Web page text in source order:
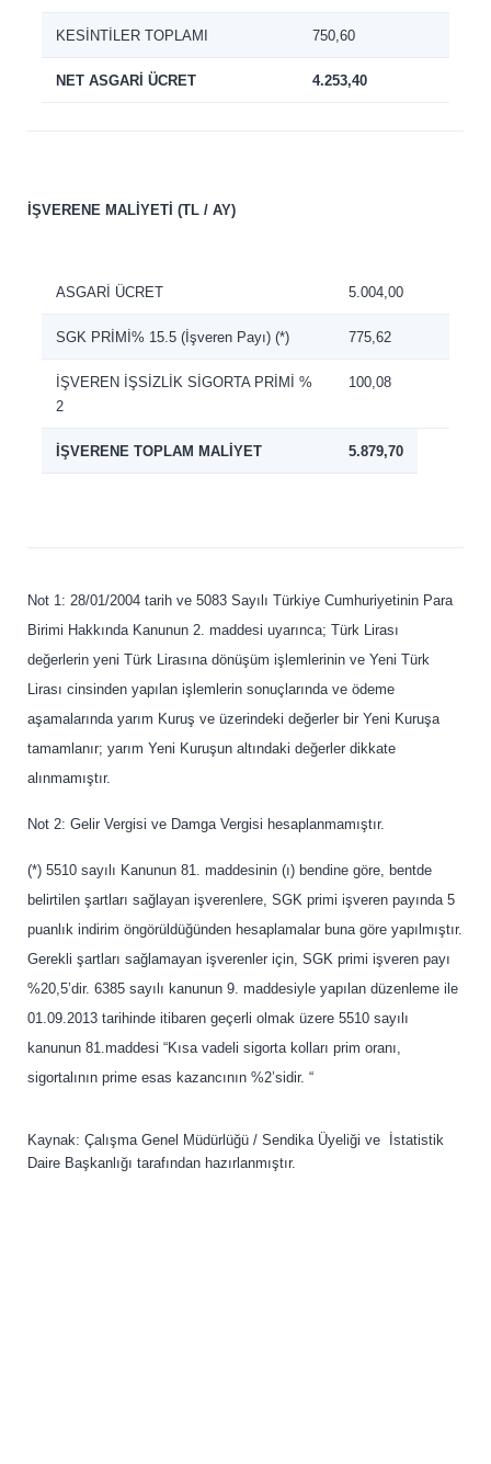
KESİNTİLER TOPLAMI 750,60
NET ASGARİ ÜCRET 4.253,40
İŞVERENE MALİYETİ (TL / AY)
ASGARİ ÜCRET 5.004,00
SGK PRİMİ% 15.5 (İşveren Payı) (*) 775,62
İŞVEREN İŞSİZLİK SİGORTA PRİMİ %
2
100,08
İŞVERENE TOPLAM MALİYET 5.879,70
Not 1: 28/01/2004 tarih ve 5083 Sayılı Türkiye Cumhuriyetinin Para
Birimi Hakkında Kanunun 2. maddesi uyarınca; Türk Lirası
değerlerin yeni Türk Lirasına dönüşüm işlemlerinin ve Yeni Türk
Lirası cinsinden yapılan işlemlerin sonuçlarında ve ödeme
aşamalarında yarım Kuruş ve üzerindeki değerler bir Yeni Kuruşa
tamamlanır; yarım Yeni Kuruşun altındaki değerler dikkate
alınmamıştır.
Not 2: Gelir Vergisi ve Damga Vergisi hesaplanmamıştır.
(*) 5510 sayılı Kanunun 81. maddesinin (ı) bendine göre, bentde
belirtilen şartları sağlayan işverenlere, SGK primi işveren payında 5
puanlık indirim öngörüldüğünden hesaplamalar buna göre yapılmıştır.
Gerekli şartları sağlamayan işverenler için, SGK primi işveren payı
%20,5’dir. 6385 sayılı kanunun 9. maddesiyle yapılan düzenleme ile
01.09.2013 tarihinde itibaren geçerli olmak üzere 5510 sayılı
kanunun 81.maddesi “Kısa vadeli sigorta kolları prim oranı,
sigortalının prime esas kazancının %2’sidir. “
Kaynak: Çalışma Genel Müdürlüğü / Sendika Üyeliği ve İstatistik
Daire Başkanlığı tarafından hazırlanmıştır.